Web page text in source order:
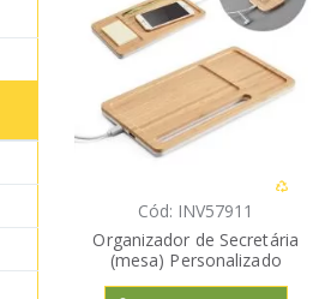
Cód: INV57911
Organizador de Secretária
(mesa) Personalizado